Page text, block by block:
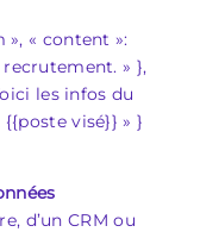
», « content »:
recrutement. » },
les infos du
visé}} » }
d’un CRM ou